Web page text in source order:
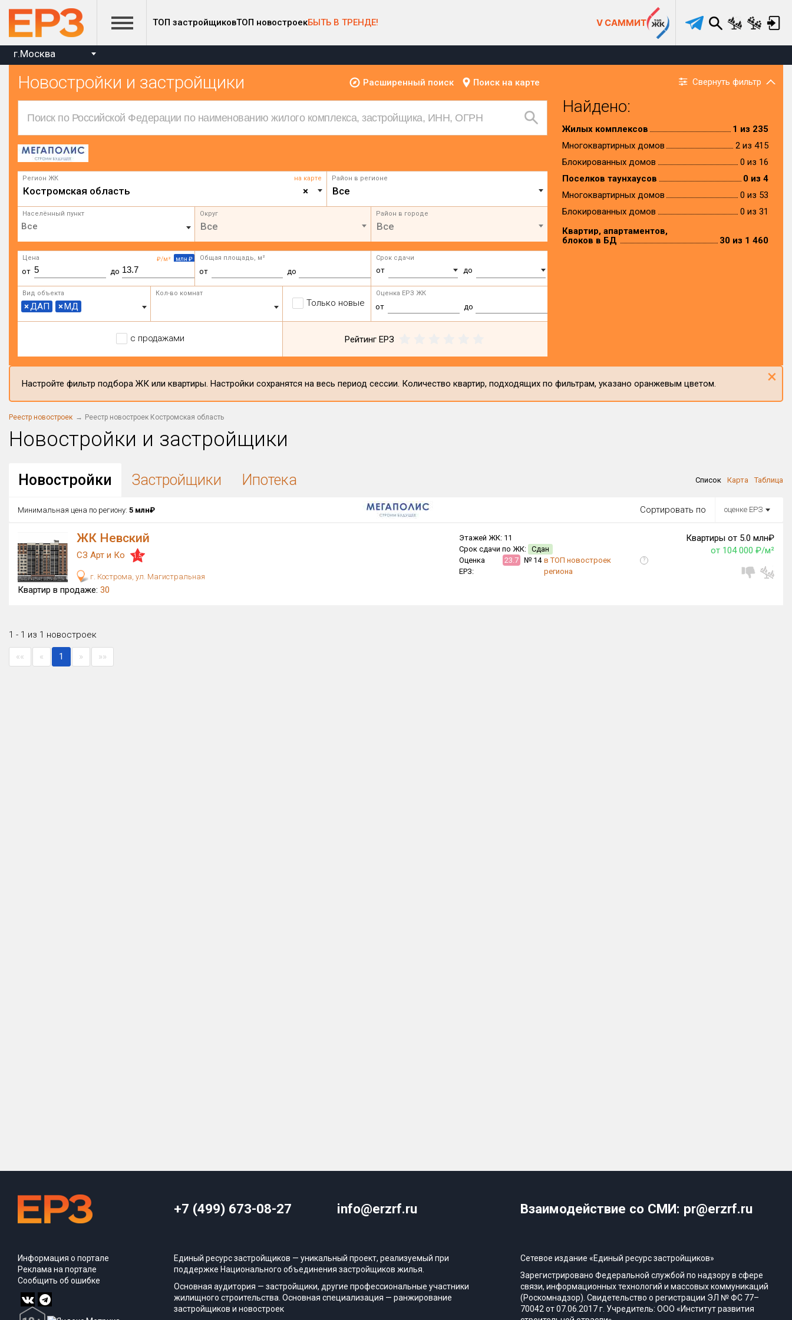
ТОП застройщиковТОП новостроекБЫТЬ В ТРЕНДЕ! V САММИТ
г.Москва
Новостройки и застройщики Расширенный поиск Поиск на карте Свернуть фильтр
Регион ЖК на карте
×
Костромская область
Район в регионе
Все
Населённый пункт Округ
Все
Район в городе
Все
₽/м² млн ₽
Цена
от до
Общая площадь, м²
от до
Срок сдачи
от до
Вид объекта
×ДАП ×МД
Кол-во комнат
Только новые
Оценка ЕРЗ ЖК
от до
с продажами Рейтинг ЕРЗ
Найдено:
Жилых комплексов
1 из 235
Многоквартирных домов
2 из 415
Блокированных домов
0 из 16
Поселков таунхаусов
0 из 4
Многоквартирных домов
0 из 53
Блокированных домов
0 из 31
Квартир, апартаментов,
блоков в БД
30 из 1 460
Настройте фильтр подбора ЖК или квартиры. Настройки сохранятся на весь период сессии. Количество квартир, подходящих по фильтрам, указано оранжевым цветом. ×
Реестр новостроек Реестр новостроек Костромская область
Новостройки и застройщики
Новостройки Застройщики Ипотека Список Карта Таблица
Минимальная цена по региону: 5 млн₽ Сортировать по оценке ЕРЗ
ЖК Невский
СЗ Арт и Ко 1.5
г. Кострома, ул. Магистральная
Квартир в продаже: 30
Этажей ЖК: 11
Срок сдачи по ЖК: Сдан
Оценка
ЕРЗ:
23.7 № 14 в ТОП новостроек
региона
?
Квартиры от 5.0 млн₽
от 104 000 ₽/м²
1 - 1 из 1 новостроек
«« « 1 » »»
+7 (499) 673-08-27 info@erzrf.ru Взаимодействие со СМИ: pr@erzrf.ru
Информация о портале
Реклама на портале
Сообщить об ошибке
Единый ресурс застройщиков — уникальный проект, реализуемый при
поддержке Национального объединения застройщиков жилья.
Основная аудитория — застройщики, другие профессиональные участники
жилищного строительства. Основная специализация — ранжирование
застройщиков и новостроек
Сетевое издание «Единый ресурс застройщиков»
Зарегистрировано Федеральной службой по надзору в сфере
связи, информационных технологий и массовых коммуникаций
(Роскомнадзор). Свидетельство о регистрации ЭЛ № ФС 77–
70042 от 07.06.2017 г. Учредитель: ООО «Институт развития